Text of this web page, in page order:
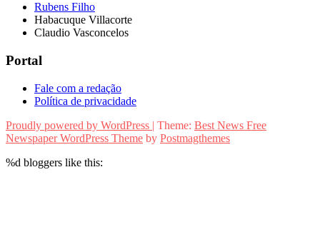
Rubens Filho
Habacuque Villacorte
Claudio Vasconcelos
Portal
Fale com a redação
Política de privacidade
Proudly powered by WordPress | Theme: Best News Free
Newspaper WordPress Theme by Postmagthemes
%d bloggers like this: